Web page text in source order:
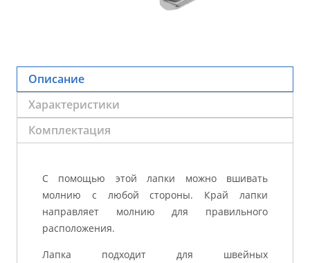
Описание
Характеристики
Комплектация
С помощью этой лапки можно вшивать
молнию с любой стороны. Край лапки
направляет молнию для правильного
расположения.
Лапка подходит для швейных